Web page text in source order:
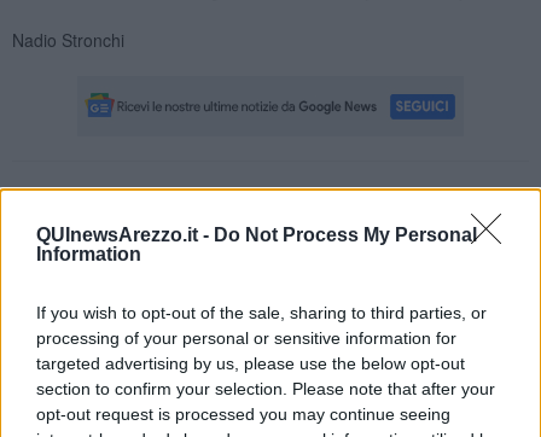
QUInewsArezzo.it - Do Not Process My Personal
Information
If you wish to opt-out of the sale, sharing to third parties, or
processing of your personal or sensitive information for
targeted advertising by us, please use the below opt-out
section to confirm your selection. Please note that after your
opt-out request is processed you may continue seeing
Nadio Stronchi
Se vuoi leggere le notizie principali della Toscana iscriviti alla
Newsletter QUInews - ToscanaMedia.
Arriva gratis tutti i giorni
alle 20:00 direttamente nella tua casella di posta.
Fotogallery